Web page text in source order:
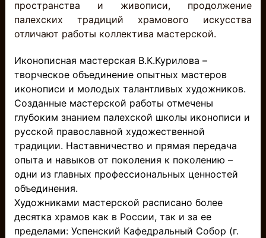
пространства и живописи, продолжение
палехских традиций храмового искусства
отличают работы коллектива мастерской.
Иконописная мастерская В.К.Курилова –
творческое объединение опытных мастеров
иконописи и молодых талантливых художников.
Созданные мастерской работы отмечены
глубоким знанием палехской школы иконописи и
русской православной художественной
традиции. Наставничество и прямая передача
опыта и навыков от поколения к поколению –
одни из главных профессиональных ценностей
объединения.
Художниками мастерской расписано более
десятка храмов как в России, так и за ее
пределами: Успенский Кафедральный Собор (г.